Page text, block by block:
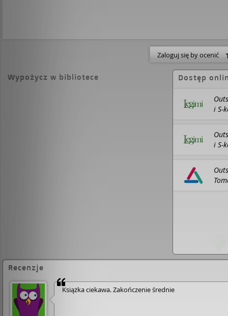
wychodzić na jaw przerażające szczegóły,
wchodzi na wyższe obroty, napięcie narasta, aż
zniesienia. Terry Maitland na pozór jest miłym
drugie oblicze? Odpowiedź szokuje – tak jak
Stephen King.
W serialu na podstawie
grozy występują m.in. Ben Mendelsohn, Cynthia
napisał ponad pięćdziesiąt książek i wszystkie
światowych bestsellerów. Znajdują się między
całym świecie można znaleźć ponad 300
z jego nazwiskiem na okładce. Stephen King
Zaloguj się by ocenić
Wypożycz w bibliotece Dostęp
i S-
i S-
Recenzje
Książka ciekawa. Zakończenie średnie